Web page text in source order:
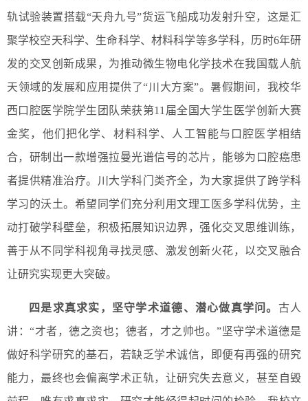
轨试验装置搭载“天舟九号”货运飞船成功发射升空，这是汇
聚学校空天科学、生命科学、材料科学等多学科，历时6年研
发的交叉创新成果，为推动微生物电化学技术在我国载人航
天领域的发展和应用提供了“川大方案”。暑假期间，我校华
西口腔医学院学生团队荣获第11届全国大学生医学创新大赛
金奖，他们把化学、材料科学、人工智能与口腔医学相结
合，研制出一款增强拉曼光谱信号的芯片，能够为口腔癌患
者提供精准治疗。川大学科门类齐全，为大家提供了跨学科
学习的沃土。希望同学们充分利用文理工医多学科优势，主
动打破学科壁垒，积极拓展知识边界，强化交叉思维训练，
善于从不同学科视角寻找灵感、激发创新火花，以交叉融合
让研究实现更大突破。
四是求真求实，坚守学术道德、潜心做真学问。 古人
讲：“才者，德之资也；德者，才之帅也。”坚守学术道德是
做好科学研究的基石，若缺乏学术诚信，即便有再强的研究
能力，最终也会偏离学术正轨，让研究失去意义，甚至自毁